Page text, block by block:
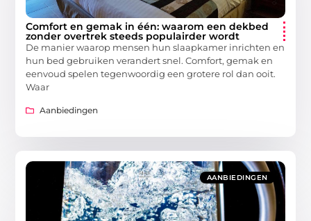
Comfort en gemak in één: waarom een dekbed
zonder overtrek steeds populairder wordt
De manier waarop mensen hun slaapkamer inrichten en
hun bed gebruiken verandert snel. Comfort, gemak en
eenvoud spelen tegenwoordig een grotere rol dan ooit.
Waar
Aanbiedingen
AANBIEDINGEN